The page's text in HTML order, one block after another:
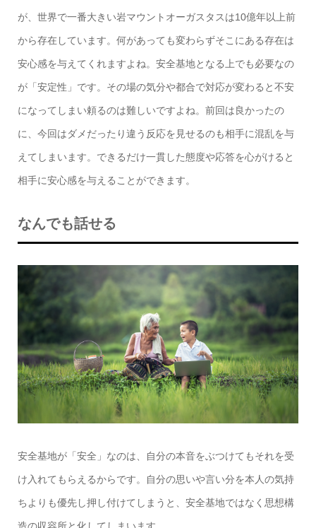
が、世界で一番大きい岩マウントオーガスタスは10億年以上前
から存在しています。何があっても変わらずそこにある存在は
安心感を与えてくれますよね。安全基地となる上でも必要なの
が「安定性」です。その場の気分や都合で対応が変わると不安
になってしまい頼るのは難しいですよね。前回は良かったの
に、今回はダメだったり違う反応を見せるのも相手に混乱を与
えてしまいます。できるだけ一貫した態度や応答を心がけると
相手に安心感を与えることができます。
なんでも話せる
安全基地が「安全」なのは、自分の本音をぶつけてもそれを受
け入れてもらえるからです。自分の思いや言い分を本人の気持
ちよりも優先し押し付けてしまうと、安全基地ではなく思想構